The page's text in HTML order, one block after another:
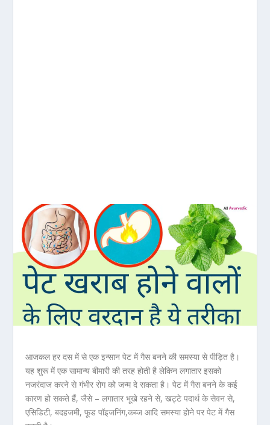
आजकल हर दस में से एक इन्सान पेट में गैस बनने की समस्या से पीड़ित है।
यह शुरू में एक सामान्य बीमारी की तरह होती है लेकिन लगातार इसको
नजरंदाज करने से गंभीर रोग को जन्म दे सकता है। पेट में गैस बनने के कई
कारण हो सकते हैं, जैसे – लगातार भूखे रहने से, खट्टे पदार्थ के सेवन से,
एसिडिटी, बदहजमी, फूड पॉइजनिंग,कब्ज आदि समस्या होने पर पेट में गैस